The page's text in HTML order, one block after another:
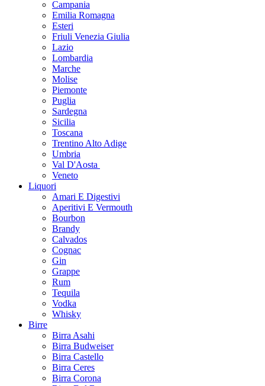
Campania
Emilia Romagna
Esteri
Friuli Venezia Giulia
Lazio
Lombardia
Marche
Molise
Piemonte
Puglia
Sardegna
Sicilia
Toscana
Trentino Alto Adige
Umbria
Val D'Aosta
Veneto
Liquori
Amari E Digestivi
Aperitivi E Vermouth
Bourbon
Brandy
Calvados
Cognac
Gin
Grappe
Rum
Tequila
Vodka
Whisky
Birre
Birra Asahi
Birra Budweiser
Birra Castello
Birra Ceres
Birra Corona